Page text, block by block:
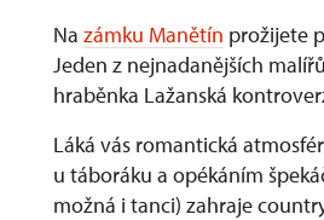
Na zámku Manětín prožijete
Jeden z nejnadanějších
hraběnka Lažanská
Láká vás romantická
u táboráku a opékáním
možná i tanci) zahraje